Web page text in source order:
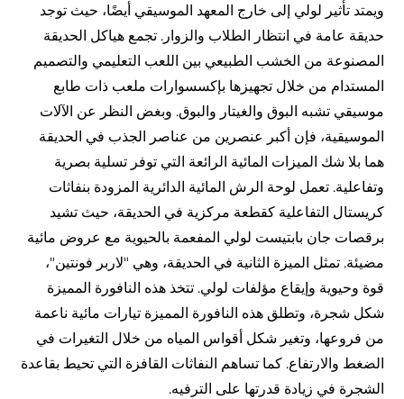
ويمتد تأثير لولي إلى خارج المعهد الموسيقي أيضًا، حيث توجد
حديقة عامة في انتظار الطلاب والزوار. تجمع هياكل الحديقة
المصنوعة من الخشب الطبيعي بين اللعب التعليمي والتصميم
المستدام من خلال تجهيزها بإكسسوارات ملعب ذات طابع
موسيقي تشبه البوق والغيتار والبوق. وبغض النظر عن الآلات
الموسيقية، فإن أكبر عنصرين من عناصر الجذب في الحديقة
هما بلا شك الميزات المائية الرائعة التي توفر تسلية بصرية
وتفاعلية. تعمل لوحة الرش المائية الدائرية المزودة بنفاثات
كريستال التفاعلية كقطعة مركزية في الحديقة، حيث تشيد
برقصات جان بابتيست لولي المفعمة بالحيوية مع عروض مائية
مضيئة. تمثل الميزة الثانية في الحديقة، وهي "لاربر فونتين"،
قوة وحيوية وإيقاع مؤلفات لولي. تتخذ هذه النافورة المميزة
شكل شجرة، وتطلق هذه النافورة المميزة تيارات مائية ناعمة
من فروعها، وتغير شكل أقواس المياه من خلال التغيرات في
الضغط والارتفاع. كما تساهم النفاثات القافزة التي تحيط بقاعدة
الشجرة في زيادة قدرتها على الترفيه.